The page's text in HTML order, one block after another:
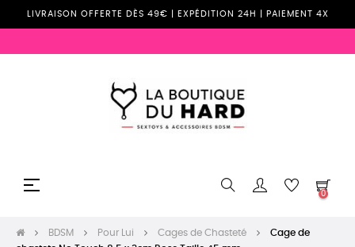
LIVRAISON OFFERTE DÈS 49€ | EXPÉDITION 24H | PAIEMENT 4X
Basculer
☰
0
BDSM Pour Lui Cages de Chasteté
Cage de